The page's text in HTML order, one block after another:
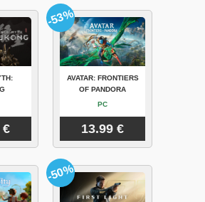
€
AVATAR: FRONTIERS
OF PANDORA
PC
13.99 €
-53%
-50%